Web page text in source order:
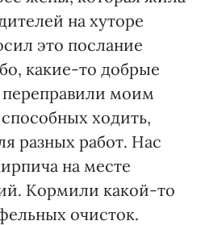
на хуторе
это послание
какие-то добрые
моим
ходить,
разных работ. Нас
на месте
Кормили какой-то
очисток.